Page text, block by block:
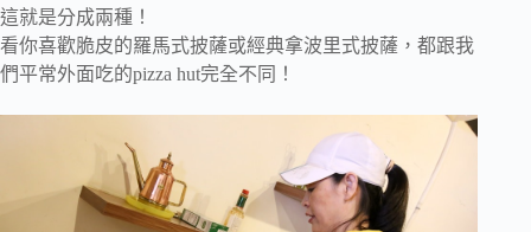
這就是分成兩種！
看你喜歡脆皮的羅馬式披薩或經典拿波里式披薩， 都跟我
們平常外面吃的pizza hut完全不同！